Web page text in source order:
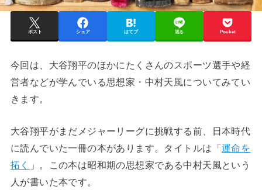
ポスト シェア はてブ 送る Pocket
今回は、大谷翔平のほかにたくさんのスポーツ選手や経
営者などが学んでいる思想家・中村天風についてみてい
きます。
大谷翔平がまだメジャーリーグに挑戦する前、日本時代
に読んでいた一冊の本があります。タイトルは「 運命を
拓く
」。この本は昭和期の思想家である中村天風という
人が書いた本です。